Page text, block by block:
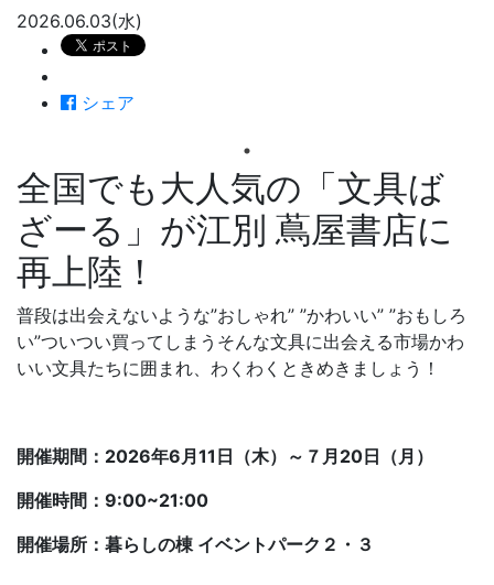
2026.06.03(水)
シェア
全国でも大人気の「文具ば
ざーる」が江別 蔦屋書店に
再上陸！
普段は出会えないような”おしゃれ” ”かわいい” ”おもしろ
い”ついつい買ってしまうそんな文具に出会える市場かわ
いい文具たちに囲まれ、わくわくときめきましょう！
開催期間：2026年6月11日（木）～７月20日（月）
開催時間：9:00~21:00
開催場所：暮らしの棟 イベントパーク２・３